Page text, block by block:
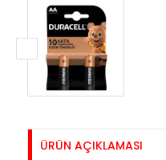
ÜRÜN AÇIKLAMASI